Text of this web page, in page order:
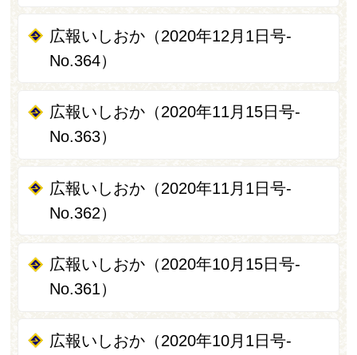
広報いしおか（2020年12月1日号-
No.364）
広報いしおか（2020年11月15日号-
No.363）
広報いしおか（2020年11月1日号-
No.362）
広報いしおか（2020年10月15日号-
No.361）
広報いしおか（2020年10月1日号-